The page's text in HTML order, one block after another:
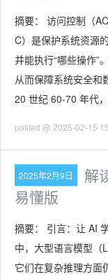
摘要： 访问控制（
C）是保护系统资源
并能执行“哪些操作”
从而保障系统安全和
20 世纪 60-70 年代
posted @ 2025-02-15
2025年2月9日
解
易懂版
摘要： 引言：让 AI
中，大型语言模型（
它们在复杂推理方面